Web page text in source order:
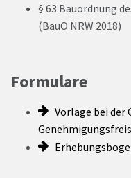
§ 63 Bauordnung
(BauO NRW 2018)
Formulare
Vorlage bei der